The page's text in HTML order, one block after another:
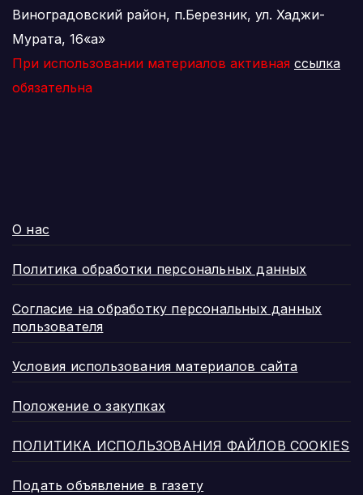
Виноградовский район, п.Березник, ул. Хаджи-
Мурата, 16«а»
При использовании материалов активная ссылка
обязательна
О нас
Политика обработки персональных данных
Согласие на обработку персональных данных
пользователя
Условия использования материалов сайта
Положение о закупках
ПОЛИТИКА ИСПОЛЬЗОВАНИЯ ФАЙЛОВ COOKIES
Подать объявление в газету